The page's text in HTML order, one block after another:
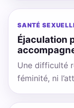
SANTÉ
Éjaculation
Une difficulté
féminité, ni